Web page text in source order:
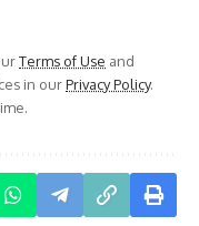
Terms of Use and
in ourPrivacy Policy.